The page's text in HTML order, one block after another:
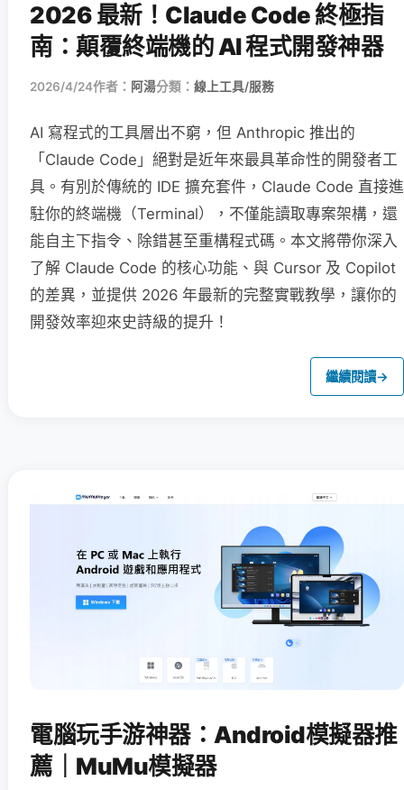
2026 最新！Claude Code 終極指
南：顛覆終端機的 AI 程式開發神器
2026/4/24作者： 阿湯分類： 線上工具/服務
AI 寫程式的工具層出不窮，但 Anthropic 推出的
「Claude Code」絕對是近年來最具革命性的開發者工
具。有別於傳統的 IDE 擴充套件，Claude Code 直接進
駐你的終端機（Terminal），不僅能讀取專案架構，還
能自主下指令、除錯甚至重構程式碼。本文將帶你深入
了解 Claude Code 的核心功能、與 Cursor 及 Copilot
的差異，並提供 2026 年最新的完整實戰教學，讓你的
開發效率迎來史詩級的提升！
繼續閱讀→
電腦玩手游神器：Android模擬器推
薦｜MuMu模擬器